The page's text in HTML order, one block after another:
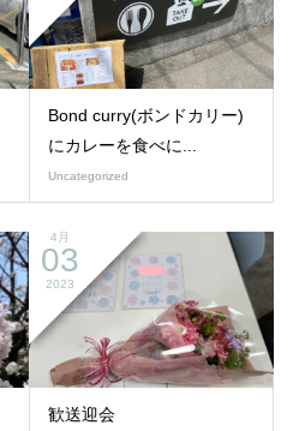
Bond curry(ボンドカリー)
にカレーを食べに...
Uncategorized
4月
03
2023
歓送迎会